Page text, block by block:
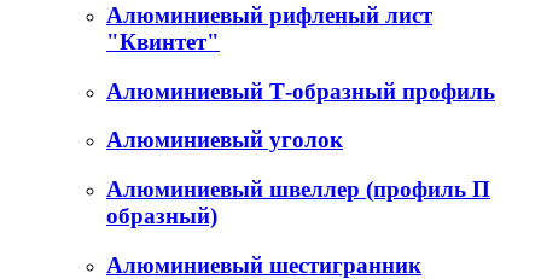
Алюминиевый рифленый лист
"Квинтет"
Алюминиевый Т-образный профиль
Алюминиевый уголок
Алюминиевый швеллер (профиль П
образный)
Алюминиевый шестигранник